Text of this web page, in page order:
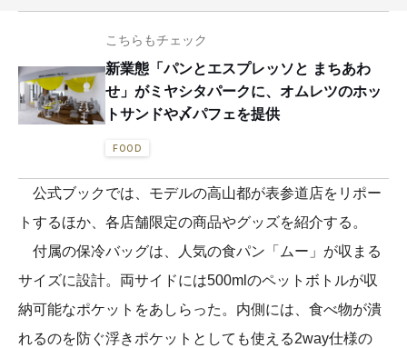
こちらもチェック
新業態「パンとエスプレッソと まちあわ
せ」がミヤシタパークに、オムレツのホッ
トサンドや〆パフェを提供
FOOD
公式ブックでは、モデルの高山都が表参道店をリポー
トするほか、各店舗限定の商品やグッズを紹介する。
付属の保冷バッグは、人気の食パン「ムー」が収まる
サイズに設計。両サイドには500mlのペットボトルが収
納可能なポケットをあしらった。内側には、食べ物が潰
れるのを防ぐ浮きポケットとしても使える2way仕様の